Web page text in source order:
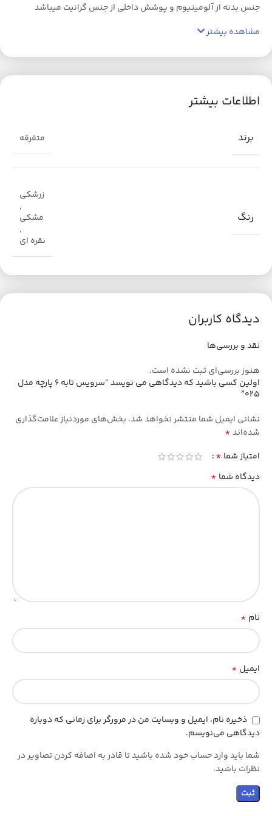
جنس بدنه از آلومینیوم و پوشش داخلی از جنس گرانیت میباشد
مشاهده بیشتر
اطلاعات بیشتر
برند متفرقه
رنگ
زرشکی
,
مشکی
,
نقره ای
دیدگاه کاربران
نقد و بررسی‌ها
هنوز بررسی‌ای ثبت نشده است.
اولین کسی باشید که دیدگاهی می نویسد “سرویس تابه 6 پارچه مدل
025”
نشانی ایمیل شما منتشر نخواهد شد. بخش‌های موردنیاز علامت‌گذاری
شده‌اند*
امتیاز شما *
دیدگاه شما *
نام *
ایمیل *
ذخیره نام، ایمیل و وبسایت من در مرورگر برای زمانی که دوباره
دیدگاهی می‌نویسم.
شما باید وارد حساب خود شده باشید تا قادر به اضافه کردن تصاویر در
نظرات باشید.